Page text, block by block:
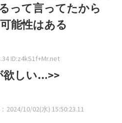
って言ってたから
能性はある
ID:z4kS1f+Mr.net
欲しい…>>
：2024/10/02(水) 15:50:23.11